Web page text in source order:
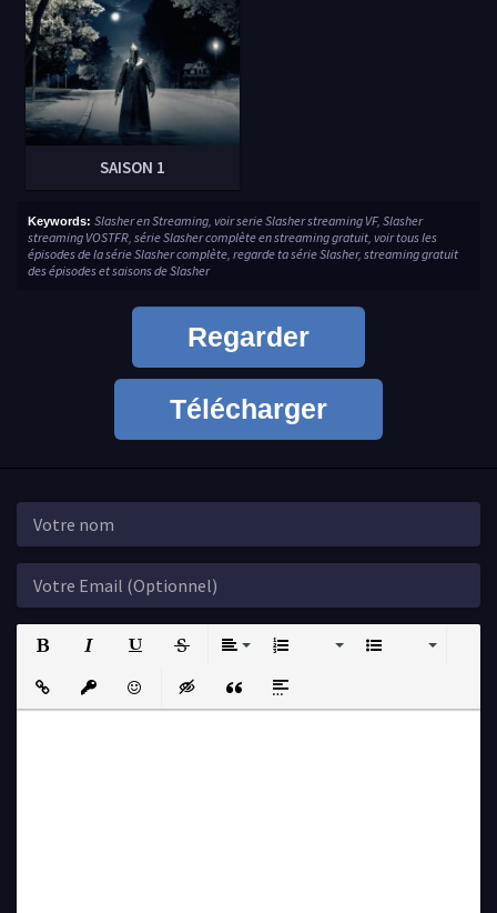
SAISON 1
Keywords: Slasher en Streaming, voir serie Slasher streaming VF, Slasher
streaming VOSTFR, série Slasher complète en streaming gratuit, voir tous les
épisodes de la série Slasher complète, regarde ta série Slasher, streaming gratuit
des épisodes et saisons de Slasher
Regarder
Télécharger
Strikethrough
Insert LinkInsert protected link
EmoticonsInsert hidden text
Insert QuoteInsert spoiler